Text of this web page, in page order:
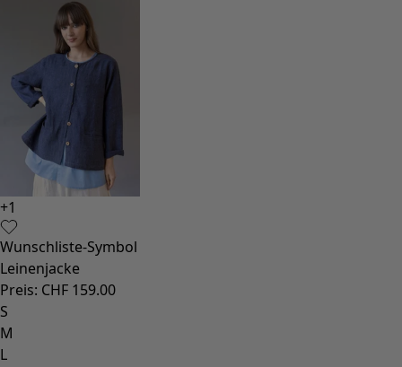
Blumenkleidung
Hippie-Mode
Skandinavische Mode
Lagenlook
Gestreifte Kleidung
Karierte Kleidung
Kleidung mit Punkten
Bio-Kleidung
Schwedische Mode
Jerseykleider
Design im Boho-Stil
Modestücke für kühle Abende
Gemusterte Kleidung
Baumwollkleidung
Bio-Baumwolle
Strand- und Bademode
Partymode